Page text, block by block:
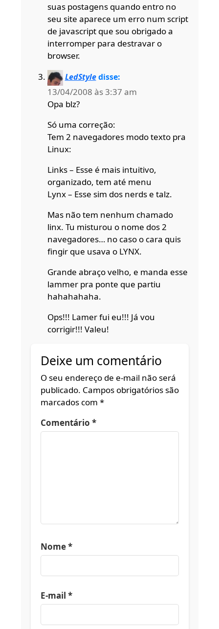
suas postagens quando entro no
seu site aparece um erro num script
de javascript que sou obrigado a
interromper para destravar o
browser.
LedStyle disse:
13/04/2008 às 3:37 am
Opa blz?
Só uma correção:
Tem 2 navegadores modo texto pra
Linux:
Links – Esse é mais intuitivo,
organizado, tem até menu
Lynx – Esse sim dos nerds e talz.
Mas não tem nenhum chamado
linx. Tu misturou o nome dos 2
navegadores… no caso o cara quis
fingir que usava o LYNX.
Grande abraço velho, e manda esse
lammer pra ponte que partiu
hahahahaha.
Ops!!! Lamer fui eu!!! Já vou
corrigir!!! Valeu!
Deixe um comentário
O seu endereço de e-mail não será
publicado. Campos obrigatórios são
marcados com *
Comentário *
Nome*
E-mail *